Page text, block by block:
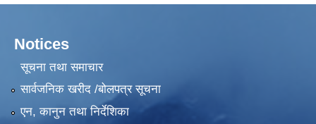
Notices
सूचना तथा समाचार
सार्वजनिक खरीद /बोलपत्र सूचना
एन, कानुन तथा निर्देशिका